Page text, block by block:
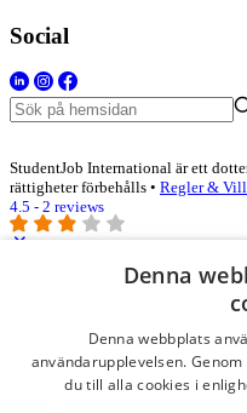
Social
StudentJob International är ett
rättigheter förbehålls • Regler &
4.5 - 2 reviews
Logga in som företag
Lösenord
Denna
Denna webbplats
användarupplevelsen.
du till alla cookies i